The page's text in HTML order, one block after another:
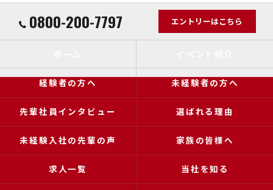
0800-200-7797 エントリーはこちら
経験者の方へ 未経験者の方へ
先輩社員インタビュー 選ばれる理由
未経験入社の先輩の声 家族の皆様へ
求人一覧 当社を知る